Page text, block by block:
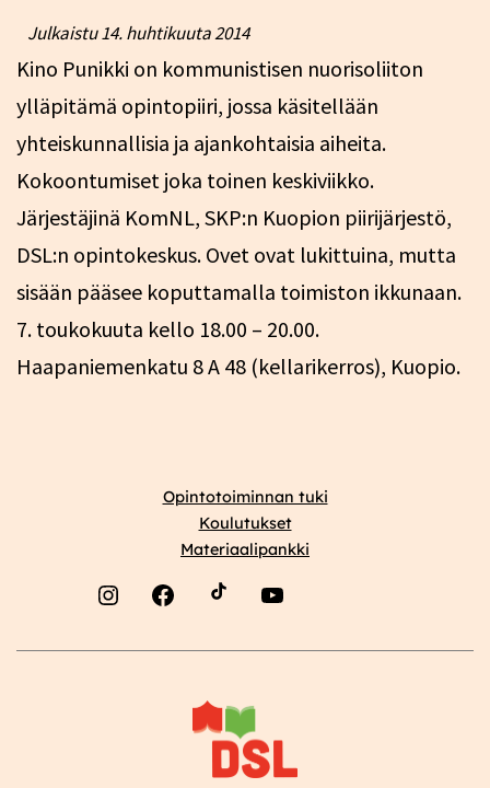
Julkaistu14. huhtikuuta 2014
Kino Punikki on kommunistisen nuorisoliiton
ylläpitämä opintopiiri, jossa käsitellään
yhteiskunnallisia ja ajankohtaisia aiheita.
Kokoontumiset joka toinen keskiviikko.
Järjestäjinä KomNL, SKP:n Kuopion piirijärjestö,
DSL:n opintokeskus. Ovet ovat lukittuina, mutta
sisään pääsee koputtamalla toimiston ikkunaan.
7. toukokuuta kello 18.00 – 20.00.
Haapaniemenkatu 8 A 48 (kellarikerros), Kuopio.
Opintotoiminnan tuki
Koulutukset
Materiaalipankki